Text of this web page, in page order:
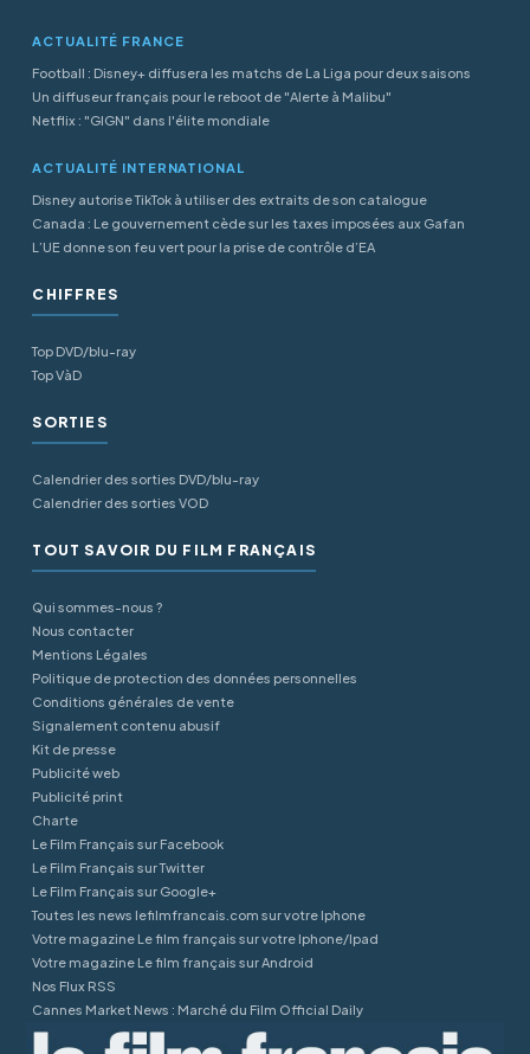
ACTUALITÉ FRANCE
Football : Disney+ diffusera les matchs de La Liga pour deux saisons
Un diffuseur français pour le reboot de "Alerte à Malibu"
Netflix : "GIGN" dans l'élite mondiale
ACTUALITÉ INTERNATIONAL
Disney autorise TikTok à utiliser des extraits de son catalogue
Canada : Le gouvernement cède sur les taxes imposées aux Gafan
L’UE donne son feu vert pour la prise de contrôle d’EA
CHIFFRES
Top DVD/blu-ray
Top VàD
SORTIES
Calendrier des sorties DVD/blu-ray
Calendrier des sorties VOD
TOUT SAVOIR DU FILM FRANÇAIS
Qui sommes-nous ?
Nous contacter
Mentions Légales
Politique de protection des données personnelles
Conditions générales de vente
Signalement contenu abusif
Kit de presse
Publicité web
Publicité print
Charte
Le Film Français sur Facebook
Le Film Français sur Twitter
Le Film Français sur Google+
Toutes les news lefilmfrancais.com sur votre Iphone
Votre magazine Le film français sur votre Iphone/Ipad
Votre magazine Le film français sur Android
Nos Flux RSS
Cannes Market News : Marché du Film Official Daily